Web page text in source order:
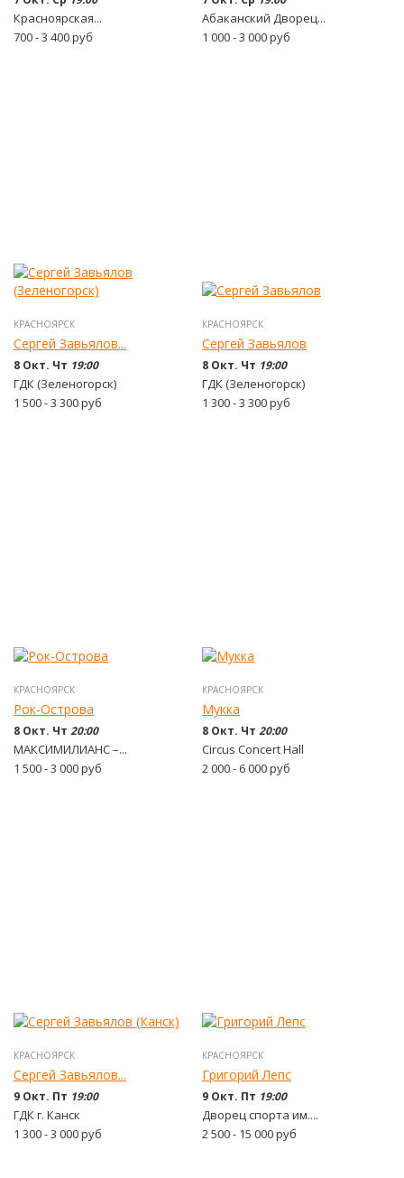
Красноярская...
700 - 3 400руб
Абаканский Дворец...
1 000 - 3 000руб
КРАСНОЯРСК
Сергей Завьялов...
8 Окт. Чт 19:00
ГДК (Зеленогорск)
1 500 - 3 300руб
КРАСНОЯРСК
Сергей Завьялов
8 Окт. Чт 19:00
ГДК (Зеленогорск)
1 300 - 3 300руб
КРАСНОЯРСК
Рок-Острова
8 Окт. Чт 20:00
МАКСИМИЛИАНС –...
1 500 - 3 000руб
КРАСНОЯРСК
Мукка
8 Окт. Чт 20:00
Circus Concert Hall
2 000 - 6 000руб
КРАСНОЯРСК
Сергей Завьялов...
9 Окт. Пт 19:00
ГДК г. Канск
1 300 - 3 000руб
КРАСНОЯРСК
Григорий Лепс
9 Окт. Пт 19:00
Дворец спорта им....
2 500 - 15 000руб